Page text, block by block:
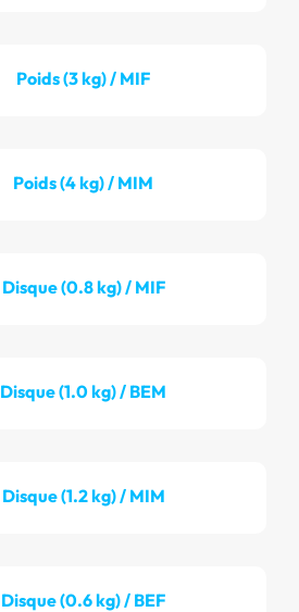
Poids (3 kg) / MIF
Poids (4 kg) / MIM
Disque (0.8 kg) / MIF
Disque (1.0 kg) / BEM
Disque (1.2 kg) / MIM
Disque (0.6 kg) / BEF